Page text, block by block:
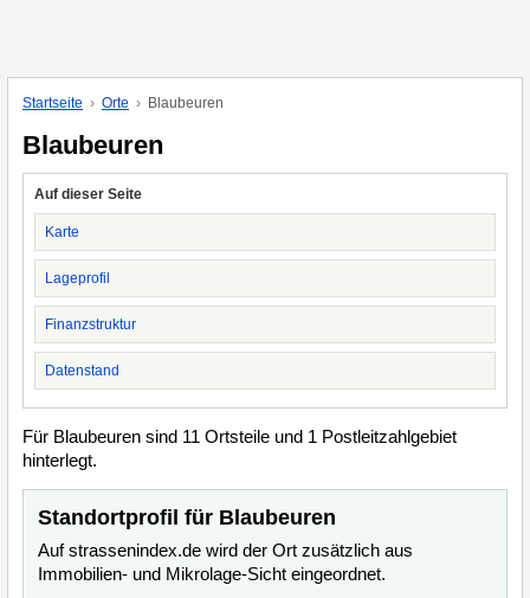
Startseite Orte Blaubeuren
Blaubeuren
Auf dieser Seite
Karte
Lageprofil
Finanzstruktur
Datenstand
Für Blaubeuren sind 11 Ortsteile und 1 Postleitzahlgebiet
hinterlegt.
Standortprofil für Blaubeuren
Auf strassenindex.de wird der Ort zusätzlich aus
Immobilien- und Mikrolage-Sicht eingeordnet.